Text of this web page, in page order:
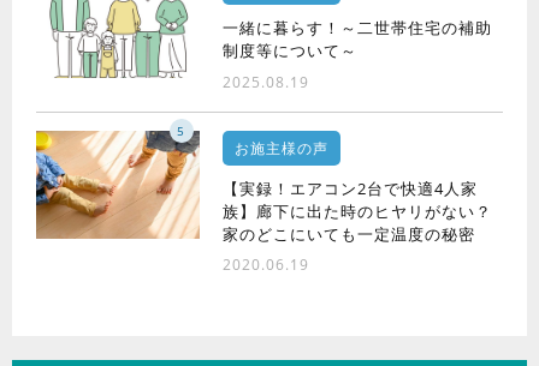
一緒に暮らす！～二世帯住宅の補助
制度等について～
2025.08.19
5
お施主様の声
【実録！エアコン2台で快適4人家
族】廊下に出た時のヒヤリがない？
家のどこにいても一定温度の秘密
2020.06.19